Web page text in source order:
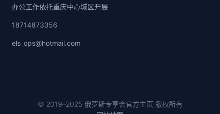
办公工作依托重庆中心城区开展
18714873356
els_ops@hotmail.com
© 2019–2025 俄罗斯专享会官方主页 版权所有